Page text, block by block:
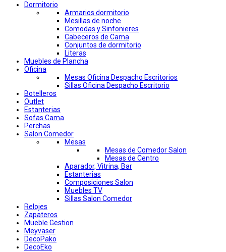
Dormitorio
Armarios dormitorio
Mesillas de noche
Comodas y Sinfonieres
Cabeceros de Cama
Conjuntos de dormitorio
Literas
Muebles de Plancha
Oficina
Mesas Oficina Despacho Escritorios
Sillas Oficina Despacho Escritorio
Botelleros
Outlet
Estanterias
Sofas Cama
Perchas
Salon Comedor
Mesas
Mesas de Comedor Salon
Mesas de Centro
Aparador, Vitrina, Bar
Estanterias
Composiciones Salon
Muebles TV
Sillas Salon Comedor
Relojes
Zapateros
Mueble Gestion
Meyvaser
DecoPako
DecoEko